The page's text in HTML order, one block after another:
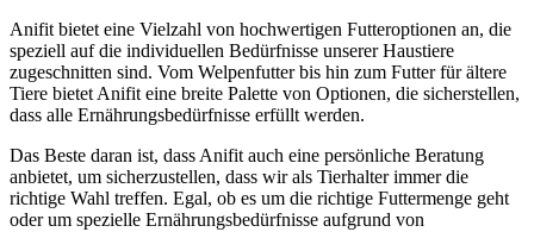
Anifit bietet ‌eine Vielzahl von hochwertigen Futteroptionen an, die⁢
speziell auf die ​individuellen Bedürfnisse unserer Haustiere
zugeschnitten sind. Vom ​Welpenfutter bis hin zum Futter ‍für⁢ ältere
Tiere⁢ bietet Anifit eine breite Palette von ‍Optionen, ⁢die sicherstellen,
dass⁢ alle⁤ Ernährungsbedürfnisse erfüllt werden.
Das‍ Beste⁢ daran ist, dass Anifit auch ⁢eine persönliche Beratung
anbietet, um sicherzustellen, dass wir als Tierhalter immer⁣ die
richtige Wahl treffen.⁣ Egal, ob⁢ es um ⁣die⁣ richtige Futtermenge​ geht
‌oder um spezielle ⁢Ernährungsbedürfnisse aufgrund von